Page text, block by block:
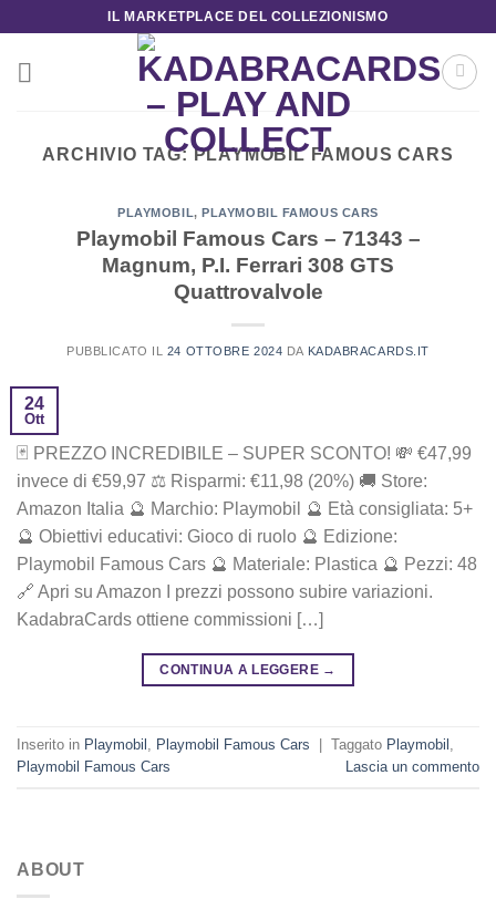
contenuti
IL MARKETPLACE DEL COLLEZIONISMO
ARCHIVIO TAG:PLAYMOBIL FAMOUS CARS
PLAYMOBIL,PLAYMOBIL FAMOUS CARS
Playmobil Famous Cars – 71343 –
Magnum, P.I. Ferrari 308 GTS
Quattrovalvole
PUBBLICATO IL 24 OTTOBRE 2024 DA KADABRACARDS.IT
24
Ott
🃏 PREZZO INCREDIBILE – SUPER SCONTO! 💸 ‎€47,99
i‎nv‎ec‎e ‎di‎ €59,97 ⚖️ R‎is‎pa‎rm‎i: €11,98 (20%) 🚚 Store:
Amazon Italia 🔮 Marchio: Playmobil 🔮 Età consigliata: 5+
🔮 Obiettivi educativi: Gioco di ruolo 🔮 Edizione:
Playmobil Famous Cars 🔮 Materiale: Plastica 🔮 Pezzi: 48
🔗 Apri su Amazon I prezzi possono subire variazioni.
KadabraCards ottiene commissioni […]
CONTINUA A LEGGERE →
Inserito in Playmobil Playmobil Famous Cars Taggato Playmobil
Playmobil Famous Cars
Lascia un commento
ABOUT